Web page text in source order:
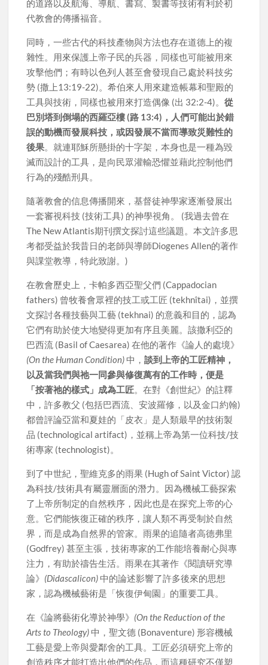
的道路以及航海、導航、書寫、製書等技術有利於初
代教會的傳播福音。
同時，一些古代的科技產物與方法也存在道德上的複
雜性。用來保護上帝子民的兵器，同樣也可能被用來
攻擊他們；有時以色列人甚至會發現自己處於科技劣
勢 (撒上13:19-22)。希伯來人用來建造帳幕和聖殿的
工具與技術，同樣也被用來打造偶像 (出 32:2-4)。從
巴別塔到倒塌的西羅亞樓 (路 13:4)，人們可能出於錯
誤的動機而發展科技，或因發展不當而導致災難性的
後果。就連耶穌所懸掛的十字架，本身也是一種為毀
滅而設計的工具，是向民眾灌輸恐懼並藉此控制他們
行為的殘酷刑具。
隨著教會的信息傳播開來，基督徒神學家逐漸發展出
一套審視科技 (技術工具) 的神學視角。 (我過去曾在
The New Atlantis期刊撰文探討這些議題。本文許多思
考都受益於我昔日的老師與導師Diogenes Allen的著作
與課堂教導，特此致謝。)
在教會歷史上，卡帕多西亞聖父們 (Cappadocian
fathers) 曾牧養會眾裡的技工或工匠 (tekhnîtai)，並撰
文探討各種技藝與工藝 (tekhnai) 的意義和目的，認為
它們有助於使大地變得更加有序且美麗。該撒利亞的
巴西流 (Basil of Caesarea) 在他的著作《論人的處境》
(On the Human Condition)中，談到上帝的工匠精神，
以及當我們與祂一同參與修復萬有的工作時，便是
「按著祂的樣式」成為工匠。在對《創世紀》的註釋
中，許多教父 (包括巴西流、安波羅修，以及金口約翰)
都曾評論亞當和夏娃的「皮衣」是人類最早的技術製
品 (technological artifact)，並稱上帝為第一位科技/技
術專家 (technologist)。
到了中世紀，聖維克多的雨果 (Hugh of Saint Victor) 認
為科技/技術具有屬靈層面的潛力。因為機械工藝探索
了上帝所制定的自然秩序，因此也是在探究上帝的心
意。它們能恢復正確的秩序，讓人類不再受制於自然
界，而是成為自然界的管家。雨果的追隨者高德弗里
(Godfrey) 甚至主張，技術專家的工作能培養耐心與專
注力，有助於禱告生活。雨果在其著作《閱讀研究導
論》 (Didascalicon)中的論述影響了許多後來的思想
家，認為機械藝術是「恢復伊甸園」的重要工具。
在《論將藝術化導於神學》 (On the Reduction of the
Arts to Theology)中，聖文德 (Bonaventure) 形容機械
工藝是愛上帝與愛鄰舍的工具。工匠必須研究上帝的
創造秩序才能打造出他們的作品，而這種研究不僅塑